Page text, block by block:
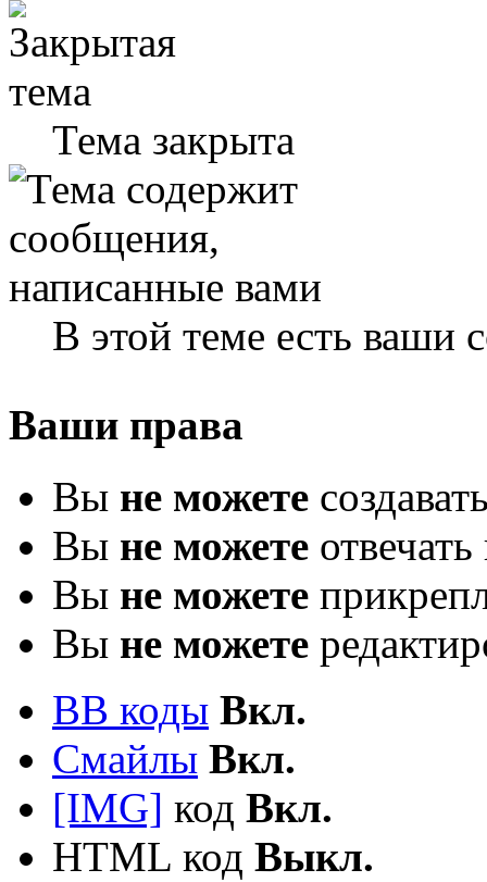
Тема закрыта
В этой теме есть ваши
Ваши права
Вы не можете
Вы не можете
Вы не можете
Вы не можете
BB коды Вкл.
Смайлы Вкл.
[IMG] код Вкл.
HTML код Выкл.